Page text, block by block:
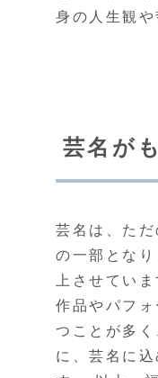
身の人生観や
芸名が
芸名は、た
の一部とな
上させてい
作品やパフ
つことが多
に、芸名に